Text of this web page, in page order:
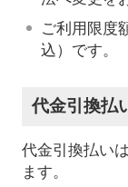
ご利用限度
込）です。
代金引換払
代金引換払い
ます。